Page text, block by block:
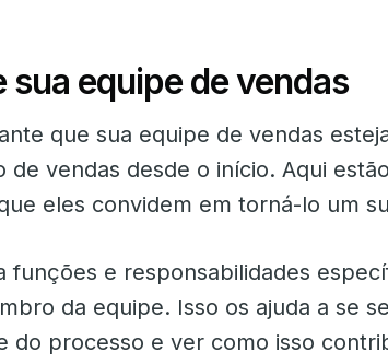
sua equipe de vendas
que sua equipe de vendas
de vendas desde o início. Aqui
eles convidem em torná-lo um
funções e responsabilidades
da equipe. Isso os ajuda a se
do processo e ver como isso